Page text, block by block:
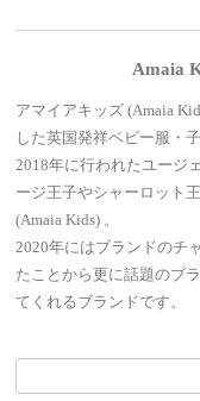
Amaia
アマイアキッズ (Amaia
した英国発祥ベビー服・
2018年に行われたユージ
ージ王子やシャーロット
(Amaia Kids) 。
2020年にはブランドのチ
たことから更に話題のブ
てくれるブランドです。